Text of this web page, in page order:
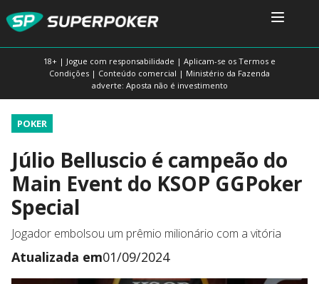
18+ | Jogue com responsabilidade | Aplicam-se os Termos e
Condições | Conteúdo comercial | Ministério da Fazenda
adverte: Aposta não é investimento
POKER
Júlio Belluscio é campeão do
Main Event do KSOP GGPoker
Special
Jogador embolsou um prêmio milionário com a vitória
Atualizada em01/09/2024